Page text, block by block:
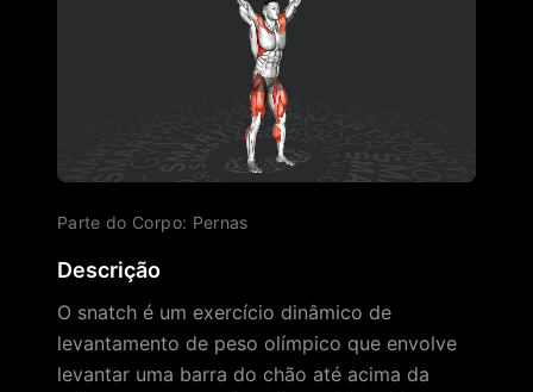
Parte do Corpo: Pernas
Descrição
O snatch é um exercício dinâmico de
levantamento de peso olímpico que envolve
levantar uma barra do chão até acima da